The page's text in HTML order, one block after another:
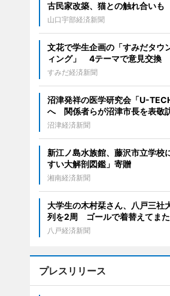
古民家改築、猫との触れ合いも
山口宇部経済新聞
文花で学生企画の「すみだタウ
ィング」 4テーマで意見交換
すみだ経済新聞
沼津発祥の医学研究会「U-
へ 関係者らが沼津市長を表敬
沼津経済新聞
新江ノ島水族館、藤沢市立学校
すい大解剖図鑑」寄贈
湘南経済新聞
大学生の木村栞さん、八戸三社
列を2周 ゴールで着替えてま
八戸経済新聞
プレスリリース